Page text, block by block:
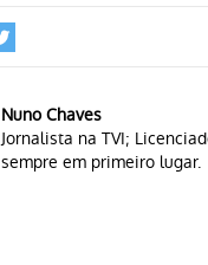
Nuno Chaves
Jornalista na TVI;
sempre em primeiro lugar.